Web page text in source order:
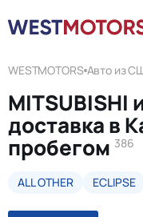
WESTMOTORS Авто из
MITSUBISHI
доставка в
пробегом 386
ALL OTHER ECLIPSE